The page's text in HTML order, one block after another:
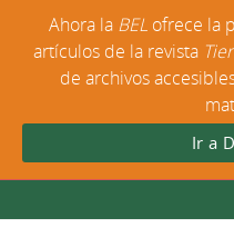
Ahora la BEL ofrece la
artículos de la revista
de archivos
Ir a